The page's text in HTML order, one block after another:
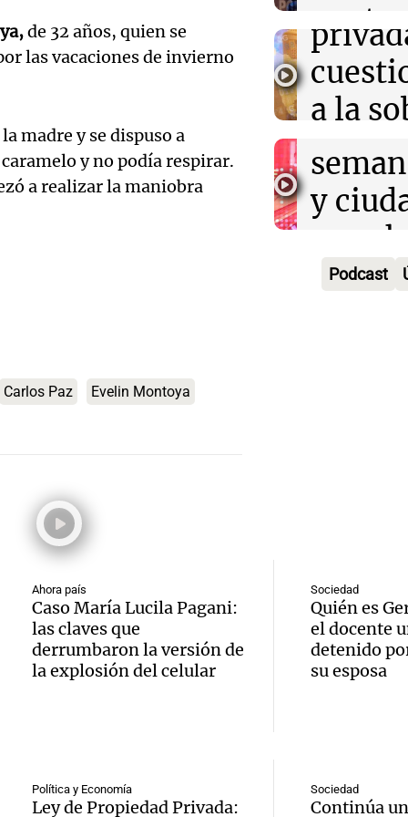
de 32 años, quien se
las vacaciones de invierno
madre y se dispuso a
y no podía respirar.
a realizar la maniobra
Carlos Paz Evelin Montoya
Panorama
Episodios
a la
digital
Panorama
Episodios
Audio.
un fin
y
Audio.
Audio.
Episodios
la
de
Amamos
Episodios
clave
Episodios
Audio.
teatro
la
la
todos
Audio.
Audio.
Podcast
Ahora país
Caso María Lucila Pagani:
las claves que
derrumbaron la versión de
la explosión del celular
Sociedad
Quién es
el docente
detenido
su esposa
Política y Economía
Ley de Propiedad Privada:
Sociedad
Continúa